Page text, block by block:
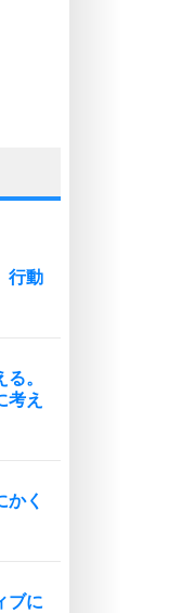
行動
。
考え
かく
ブに